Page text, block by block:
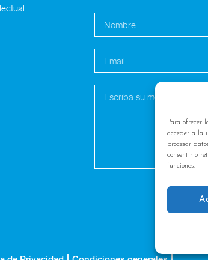
Para ofrecer
acceder a la
procesar
consentir o
funciones.
de Privacidad|Condiciones generales|